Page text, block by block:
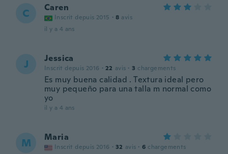
C Caren
Inscrit depuis 2015 · 8 avis
il y a 4 ans
J Jessica
Inscrit depuis 2016 · 22 avis · 3 chargements
Es muy buena calidad . Textura ideal pero
muy pequeño para una talla m normal como
yo
il y a 4 ans
M Maria
Inscrit depuis 2016 · 32 avis · 6 chargements